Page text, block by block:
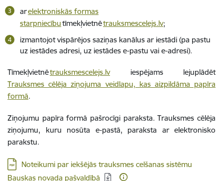
arelektroniskās formas
starpniecībutīmekļvietnētrauksmescelejs.lv;
izmantojot vispārējos saziņas kanālus ar iestādi (pa pastu
uz iestādes adresi, uz iestādes e-pastu vai e-adresi).
Tīmekļvietnētrauksmescelejs.lviespējams lejuplādēt
Trauksmes cēlēja ziņojuma veidlapu, kas aizpildāma papīra
formā.
Ziņojumu papīra formā pašrocīgi paraksta. Trauksmes cēlēja
ziņojumu, kuru nosūta e-pastā, paraksta ar elektronisko
parakstu.
Lejupielādēt:
Noteikumi par iekšējās trauksmes celšanas sistēmu
Bauskas novada pašvaldībā